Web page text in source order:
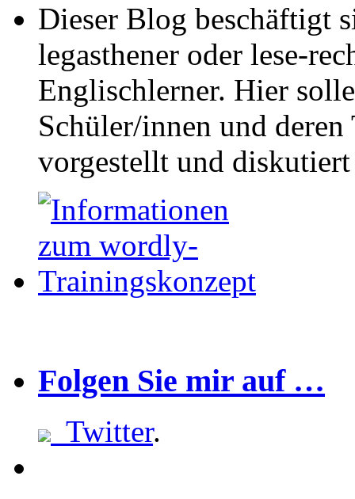
Dieser Blog beschäftigt
legasthener oder lese-
Englischlerner. Hier
Schüler/innen und
vorgestellt und
Folgen Sie mir auf …
Twitter.